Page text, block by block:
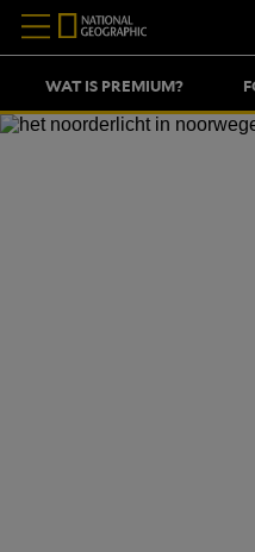
WAT IS PREMIUM?